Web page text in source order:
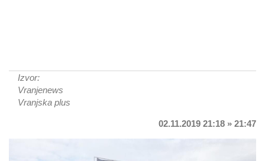
Izvor:
Vranjenews
Vranjska plus
02.11.2019 21:18 » 21:47